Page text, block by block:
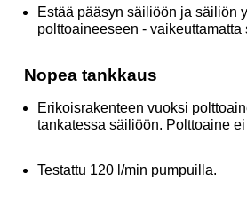
Estää pääsyn säiliöön ja säiliön
polttoaineeseen - vaikeuttamatta
Nopea tankkaus
Erikoisrakenteen vuoksi
tankatessa säiliöön. Polttoaine
Testattu 120 l/min pumpuilla.